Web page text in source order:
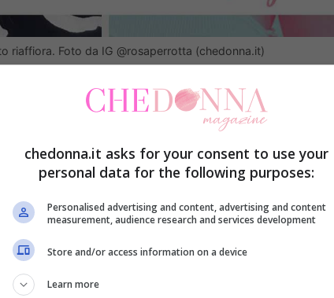
riaffiora. Foto da IG @rosaperrotta (chedonna.it)
a fine trono e la loro storia procede a
crisi qualche anno fa. La coppia è
metter su famiglia: da qualche anno a questa
piccoliEthan ed Achille.Insomma, una tra le
continua a dare i suoi meravigliosi frutti.
, Rosa non ha avuto proprio vita facile, in
capita da tutti: in primis,
chedonna.it asks for your consent to use your
personal data for the following purposes:
Personalised advertising and content, advertising and content
measurement, audience research and services development
Store and/or access information on a device
Learn more